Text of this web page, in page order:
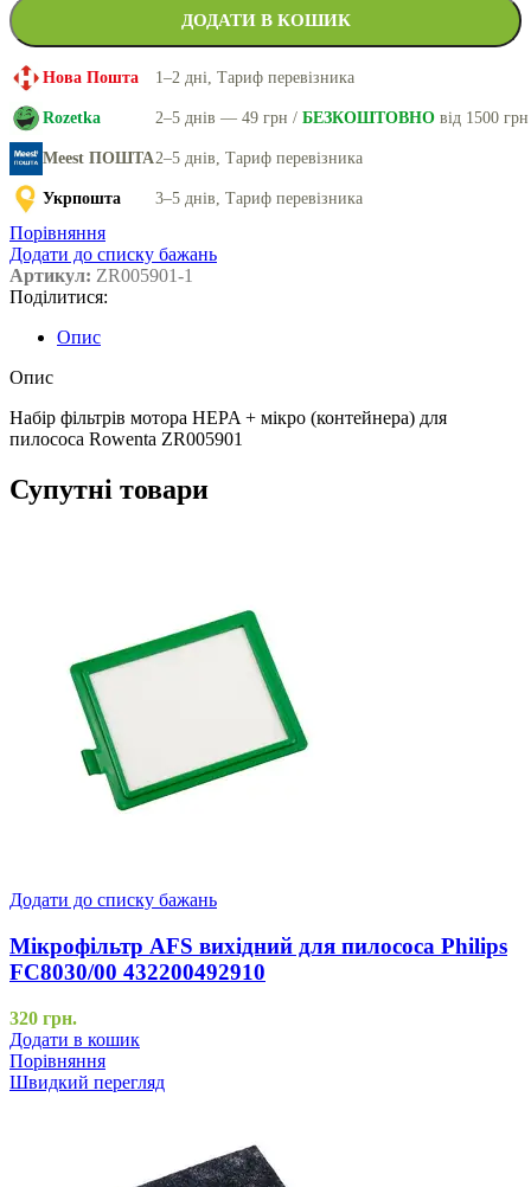
ДОДАТИ В КОШИК
Нова Пошта 1–2 дні, Тариф перевізника
Rozetka 2–5 днів — 49 грн / БЕЗКОШТОВНО від 1500 грн
Meest ПОШТА2–5 днів, Тариф перевізника
Укрпошта 3–5 днів, Тариф перевізника
Порівняння
Додати до списку бажань
Артикул: ZR005901-1
Поділитися:
Опис
Опис
Набір фільтрів мотора HEPA + мікро (контейнера) для
пилососа Rowenta ZR005901
Супутні товари
Додати до списку бажань
Мікрофільтр AFS вихідний для пилососа Philips
FC8030/00 432200492910
320 грн.
Додати в кошик
Порівняння
Швидкий перегляд